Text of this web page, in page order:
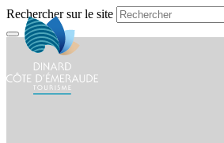
Rechercher sur le site